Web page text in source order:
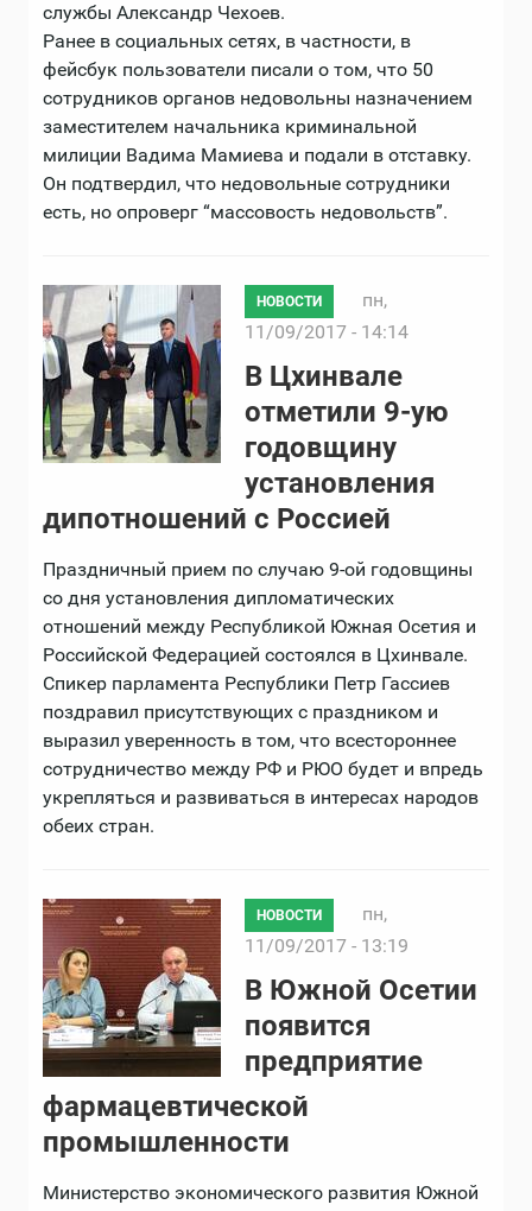
службы Александр Чехоев.
Ранее в социальных сетях, в частности, в
фейсбук пользователи писали о том, что 50
сотрудников органов недовольны назначением
заместителем начальника криминальной
милиции Вадима Мамиева и подали в отставку.
Он подтвердил, что недовольные сотрудники
есть, но опроверг “массовость недовольств”.
НОВОСТИ
пн,
11/09/2017 - 14:14
В Цхинвале
отметили 9-ую
годовщину
установления
дипотношений с Россией
Праздничный прием по случаю 9-ой годовщины
со дня установления дипломатических
отношений между Республикой Южная Осетия и
Российской Федерацией состоялся в Цхинвале.
Спикер парламента Республики Петр Гассиев
поздравил присутствующих с праздником и
выразил уверенность в том, что всестороннее
сотрудничество между РФ и РЮО будет и впредь
укрепляться и развиваться в интересах народов
обеих стран.
НОВОСТИ
пн,
11/09/2017 - 13:19
В Южной Осетии
появится
предприятие
фармацевтической
промышленности
Министерство экономического развития Южной